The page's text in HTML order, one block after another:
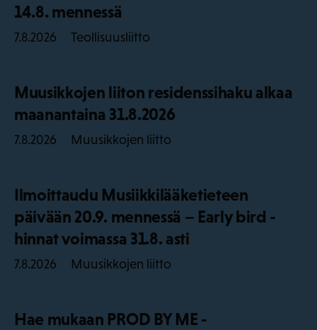
14.8. mennessä
7.8.2026 Teollisuusliitto
Muusikkojen liiton residenssihaku alkaa
maanantaina 31.8.2026
7.8.2026 Muusikkojen liitto
Ilmoittaudu Musiikkilääketieteen
päivään 20.9. mennessä – Early bird -
hinnat voimassa 31.8. asti
7.8.2026 Muusikkojen liitto
Hae mukaan PROD BY ME -